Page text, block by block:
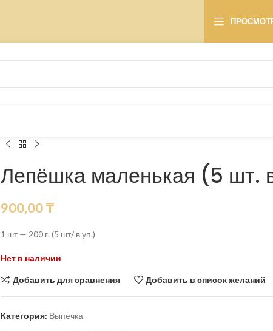
Лепёшка маленькая (5 шт.
900,00₸
1 шт — 200 г. (5 шт/ в уп.)
Нет в наличии
Добавить для сравнения Добавить в список желаний
Категория: Выпечка